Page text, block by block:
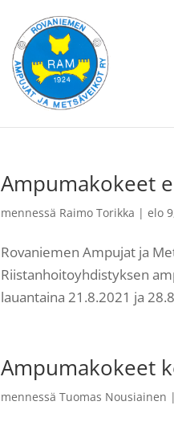
Ampumakokeet
mennessä Raimo Torikka |elo
Rovaniemen Ampujat ja
Riistanhoitoyhdistyksen
lauantaina 21.8.2021 ja
Ampumakokeet
mennessäTuomas Nousiainen |